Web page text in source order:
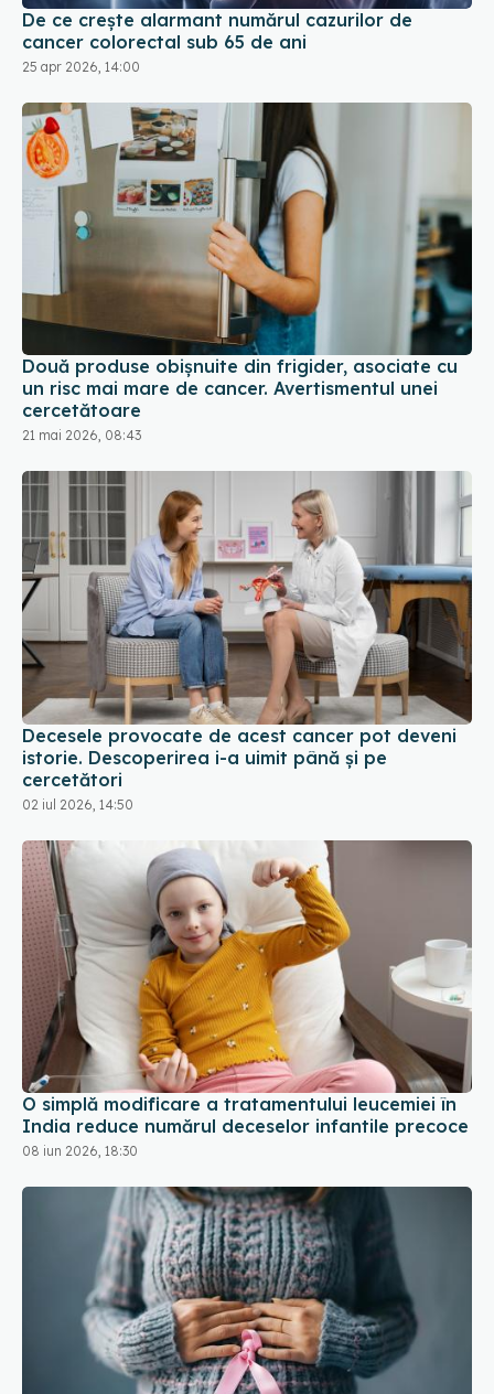
De ce crește alarmant numărul cazurilor de
cancer colorectal sub 65 de ani
25 apr 2026, 14:00
Două produse obișnuite din frigider, asociate cu
un risc mai mare de cancer. Avertismentul unei
cercetătoare
21 mai 2026, 08:43
Decesele provocate de acest cancer pot deveni
istorie. Descoperirea i-a uimit până și pe
cercetători
02 iul 2026, 14:50
O simplă modificare a tratamentului leucemiei în
India reduce numărul deceselor infantile precoce
08 iun 2026, 18:30